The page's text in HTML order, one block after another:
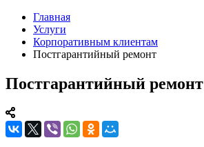
Главная
Услуги
Корпоративным клиентам
Постгарантийный ремонт
Постгарантийный ремонт